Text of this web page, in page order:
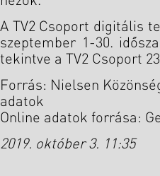
A TV2 Csoport digitális
szeptember 1-30.
tekintve a TV2 Csoport
Forrás: Nielsen
adatok
Online adatok forrása:
2019. október 3. 11:35